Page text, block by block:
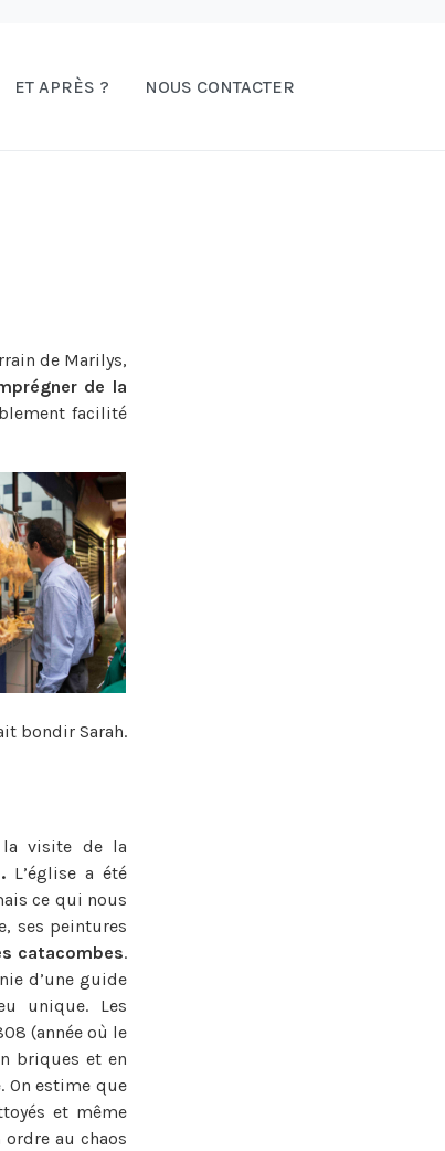
ET APRÈS ? NOUS CONTACTER
de Marilys,
de la
facilité
bondir Sarah.
la visite de la
L’église a été
ce qui nous
ses peintures
catacombes.
d’une guide
unique. Les
(année où le
briques et en
estime que
et même
au chaos